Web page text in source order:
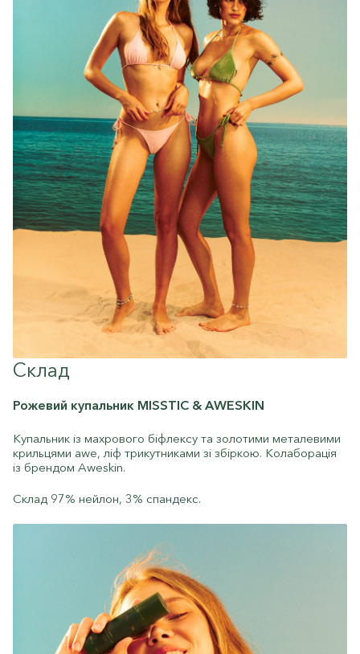
Склад
Рожевий купальник MISSTIC & AWESKIN
Купальник із махрового біфлексу та золотими металевими
крильцями awe, ліф трикутниками зі збіркою. Колаборація
із брендом Aweskin.
Склад 97% нейлон, 3% спандекс.